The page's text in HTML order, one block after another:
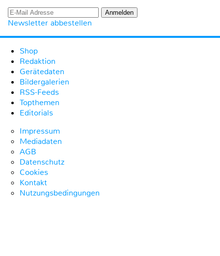
Newsletter abbestellen
Shop
Redaktion
Gerätedaten
Bildergalerien
RSS-Feeds
Topthemen
Editorials
Impressum
Mediadaten
AGB
Datenschutz
Cookies
Kontakt
Nutzungsbedingungen